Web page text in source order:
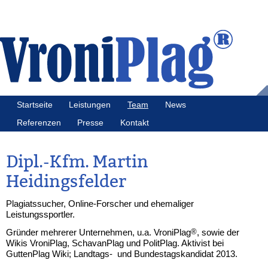
Startseite Leistungen Team
News
Referenzen
Presse Kontakt
Dipl.-Kfm. Martin
Heidingsfelder
Plagiatssucher, Online-Forscher und ehemaliger
Leistungssportler.
Gründer mehrerer Unternehmen, u.a. VroniPlag®, sowie der
Wikis VroniPlag, SchavanPlag und PolitPlag. Aktivist bei
GuttenPlag Wiki; Landtags- und Bundestagskandidat 2013.